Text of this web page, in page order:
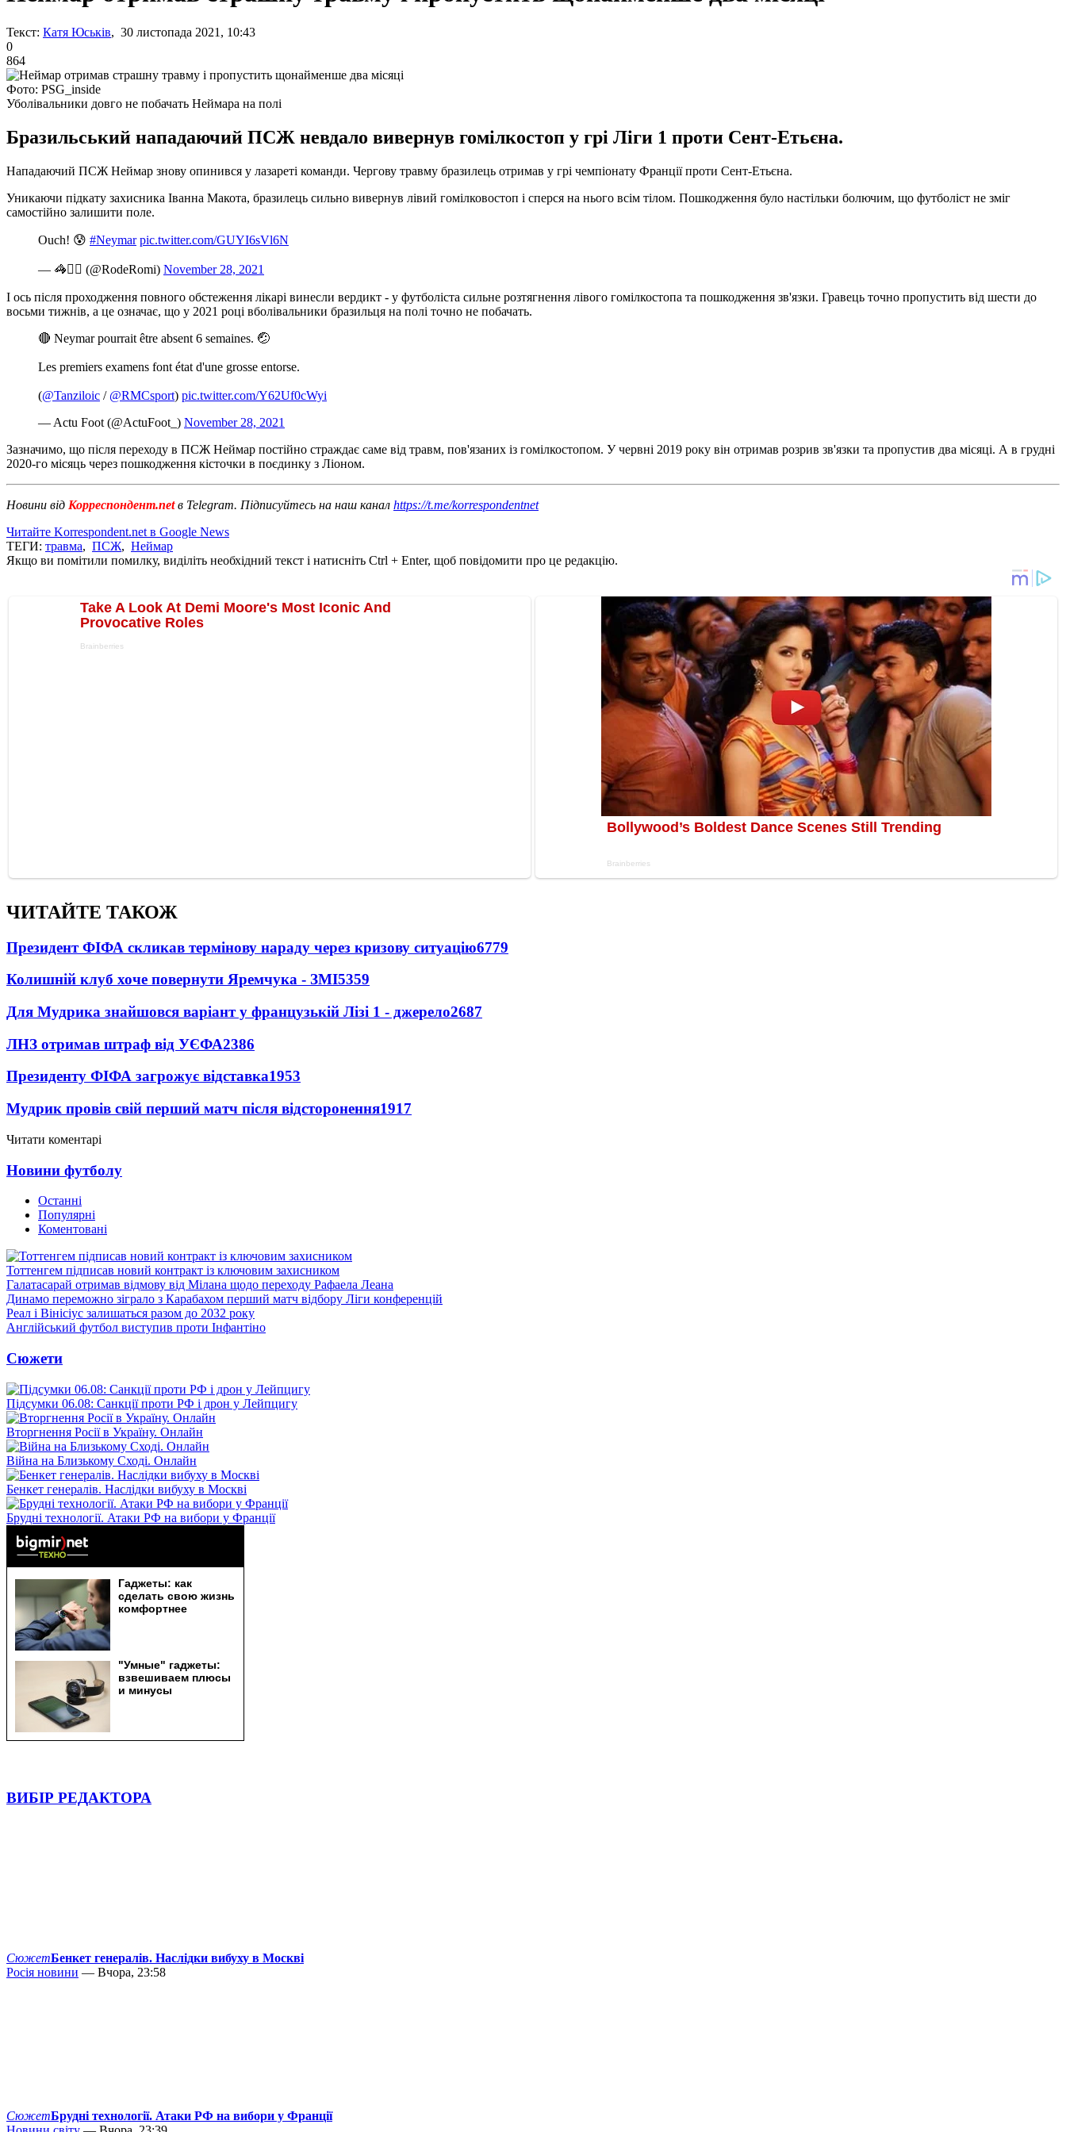
Текст: Катя Юськів, 30 листопада 2021, 10:43
0
864
Фото: PSG_inside
Уболівальники довго не побачать Неймара на полі
Бразильський нападаючий ПСЖ невдало вивернув гомілкостоп у грі Ліги 1 проти Сент-Етьєна.
Нападаючий ПСЖ Неймар знову опинився у лазареті команди. Чергову травму бразилець отримав у грі чемпіонату Франції проти Сент-Етьєна.
Уникаючи підкату захисника Іванна Макота, бразилець сильно вивернув лівий гомілковостоп і сперся на нього всім тілом. Пошкодження було настільки болючим, що футболіст не зміг
самостійно залишити поле.
Ouch! 😰 #Neymar pic.twitter.com/GUYI6sVl6N
— 🦓✍🏻 (@RodeRomi) November 28, 2021
І ось після проходження повного обстеження лікарі винесли вердикт - у футболіста сильне розтягнення лівого гомілкостопа та пошкодження зв'язки. Гравець точно пропустить від шести до
восьми тижнів, а це означає, що у 2021 році вболівальники бразильця на полі точно не побачать.
🔴 Neymar pourrait être absent 6 semaines. 🤕
Les premiers examens font état d'une grosse entorse.
(@Tanziloic / @RMCsport) pic.twitter.com/Y62Uf0cWyi
— Actu Foot (@ActuFoot_) November 28, 2021
Зазначимо, що після переходу в ПСЖ Неймар постійно страждає саме від травм, пов'язаних із гомілкостопом. У червні 2019 року він отримав розрив зв'язки та пропустив два місяці. А в грудні
2020-го місяць через пошкодження кісточки в поєдинку з Ліоном.
Новини від Корреспондент.netв Telegram. Підписуйтесь на наш канал https://t.me/korrespondentnet
Читайте Korrespondent.net в Google News
ТЕГИ: травма, ПСЖ, Неймар
Якщо ви помітили помилку, виділіть необхідний текст і натисніть Ctrl + Enter, щоб повідомити про це редакцію.
ЧИТАЙТЕ ТАКОЖ
Президент ФІФА скликав термінову нараду через кризову ситуацію6779
Колишній клуб хоче повернути Яремчука - ЗМІ5359
Для Мудрика знайшовся варіант у французькій Лізі 1 - джерело2687
ЛНЗ отримав штраф від УЄФА2386
Президенту ФІФА загрожує відставка1953
Мудрик провів свій перший матч після відсторонення1917
Читати коментарі
Новини футболу
Останні
Популярні
Коментовані
Тоттенгем підписав новий контракт із ключовим захисником
Галатасарай отримав відмову від Мілана щодо переходу Рафаела Леана
Динамо переможно зіграло з Карабахом перший матч відбору Ліги конференцій
Реал і Вінісіус залишаться разом до 2032 року
Англійський футбол виступив проти Інфантіно
Сюжети
Підсумки 06.08: Санкції проти РФ і дрон у Лейпцигу
Вторгнення Росії в Україну. Онлайн
Війна на Близькому Сході. Онлайн
Бенкет генералів. Наслідки вибуху в Москві
Брудні технології. Атаки РФ на вибори у Франції
ВИБІР РЕДАКТОРА
СюжетБенкет генералів. Наслідки вибуху в Москві
Росія новини — Вчора, 23:58
СюжетБрудні технології. Атаки РФ на вибори у Франції